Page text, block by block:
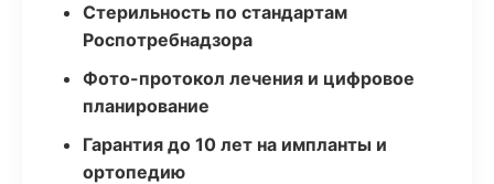
Стерильность по стандартам
Роспотребнадзора
Фото-протокол лечения и цифровое
планирование
Гарантия до 10 лет на импланты и
ортопедию